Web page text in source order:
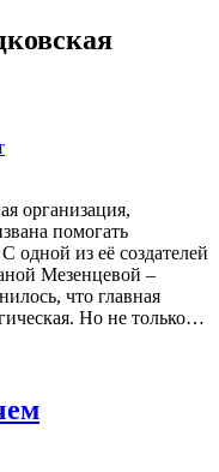
организация,
помогать
одной из её создателей
Мезенцевой –
что главная
Но не только…